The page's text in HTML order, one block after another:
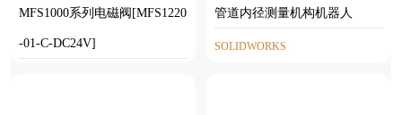
MFS1000系列电磁阀[MFS1220
-01-C-DC24V]
管道内径测量机构机器人
SOLIDWORKS